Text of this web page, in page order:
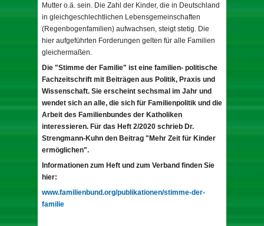
Mutter o.ä. sein. Die Zahl der Kinder, die in Deutschland
in gleichgeschlechtlichen Lebensgemeinschaften
(Regenbogenfamilien) aufwachsen, steigt stetig. Die
hier aufgeführten Forderungen gelten für alle Familien
gleichermaßen.
Die "Stimme der Familie" ist eine familien- politische
Fachzeitschrift mit Beiträgen aus Politik, Praxis und
Wissenschaft. Sie erscheint sechsmal im Jahr und
wendet sich an alle, die sich für Familienpolitik und die
Arbeit des Familienbundes der Katholiken
interessieren. Für das Heft 2/2020 schrieb Dr.
Strengmann-Kuhn den Beitrag "Mehr Zeit für Kinder
ermöglichen".
Informationen zum Heft und zum Verband finden Sie
hier:
www.familienbund.org/publikationen/stimme-der-
familie